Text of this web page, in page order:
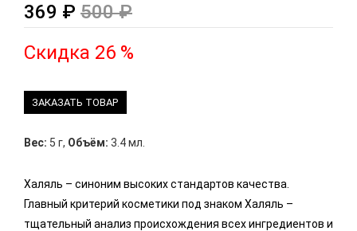
369 ₽ 500 ₽
Скидка 26 %
ЗАКАЗАТЬ ТОВАР
Вес: 5 г, Объём: 3.4 мл.
Халяль – синоним высоких стандартов качества.
Главный критерий косметики под знаком Халяль –
тщательный анализ происхождения всех ингредиентов и